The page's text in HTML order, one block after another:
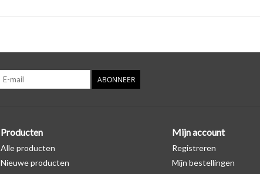
ABONNEER
Producten
Alle producten
Nieuwe producten
Mijn account
Registreren
Mijn bestellingen